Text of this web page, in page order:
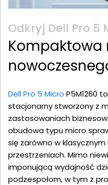
Odkryj Dell Pro 5
Kompaktowa
Dell Pro 5 Micro P5M1260
stacjonarny stworzony z
zastosowaniach
obudowa typu micro
się zarówno w klasycznym
przestrzeniach. Mimo
imponującą wydajność
podzespołom, w tym z